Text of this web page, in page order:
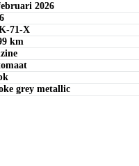
2026
71-X
km
grey metallic